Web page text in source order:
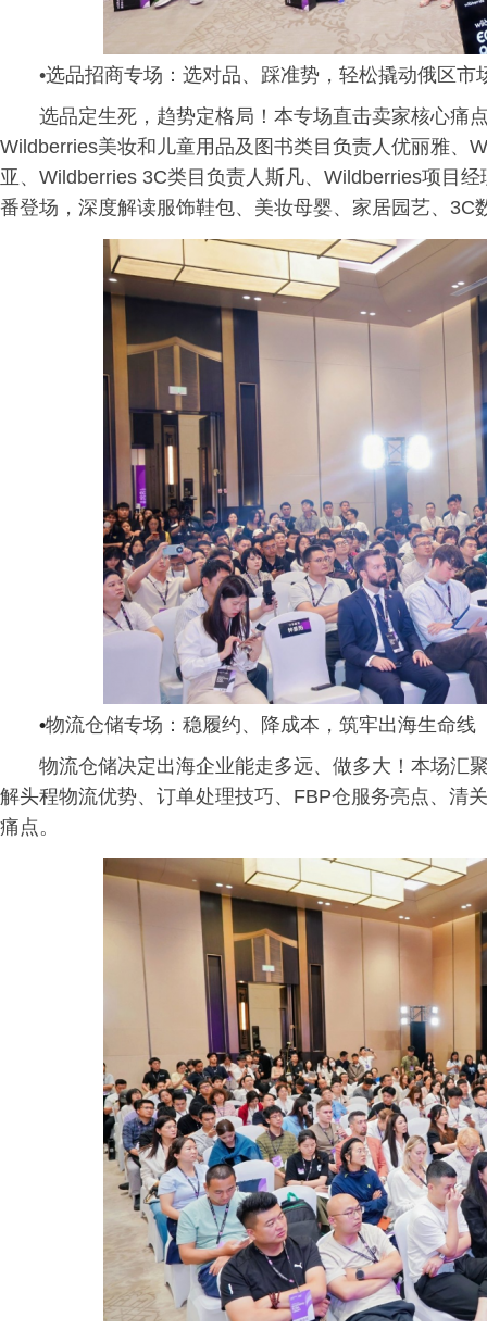
•选品招商专场：选对品、踩准势，轻松撬动俄区市
选品定生死，趋势定格局！本专场直击卖家核心痛
Wildberries美妆和儿童用品及图书类目负责人优丽雅、
亚、Wildberries 3C类目负责人斯凡、Wildberries项目
番登场，深度解读服饰鞋包、美妆母婴、家居园艺、3C
•物流仓储专场：稳履约、降成本，筑牢出海生命线
物流仓储决定出海企业能走多远、做多大！本场汇
解头程物流优势、订单处理技巧、FBP仓服务亮点、清
痛点。